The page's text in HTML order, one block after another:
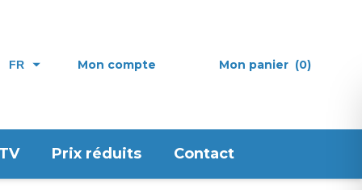
FR Mon compte Mon panier (0)
Prix réduits Contact